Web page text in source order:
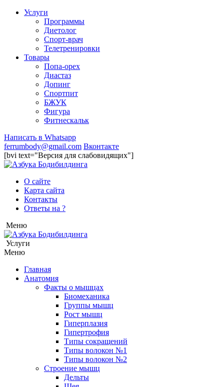
Услуги
Программы
Диетолог
Спорт-врач
Телетренировки
Товары
Попа-орех
Диастаз
Допинг
Спортпит
БЖУК
Фигура
Фитнескальк
Написать в Whatsapp
ferrumbody@gmail.com Вконтакте
[bvi text="Версия для слабовидящих"]
О сайте
Карта сайта
Контакты
Ответы на ?
Меню
Услуги
Меню
Главная
Анатомия
Факты о мышцах
Биомеханика
Группы мышц
Рост мышц
Гиперплазия
Гипертрофия
Типы сокращений
Типы волокон №1
Типы волокон №2
Строение мышц
Дельты